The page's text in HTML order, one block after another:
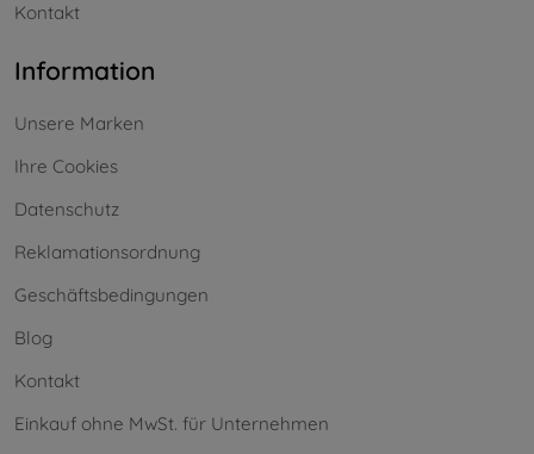
Kontakt
Information
Unsere Marken
Ihre Cookies
Datenschutz
Reklamationsordnung
Geschäftsbedingungen
Blog
Kontakt
Einkauf ohne MwSt. für Unternehmen